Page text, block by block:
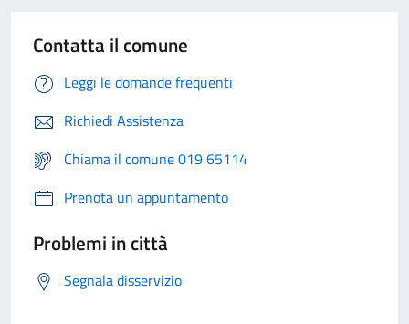
Contatta il comune
Leggi le domande frequenti
Richiedi Assistenza
Chiama il comune 019 65114
Prenota un appuntamento
Problemi in città
Segnala disservizio